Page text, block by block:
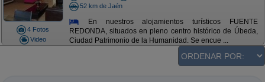
4 Fotos
Video
52 km de Jaén
En nuestros alojamientos turísticos FUENTE
REDONDA, situados en pleno centro histórico de Úbeda,
Ciudad Patrimonio de la Humanidad. Se encue ...